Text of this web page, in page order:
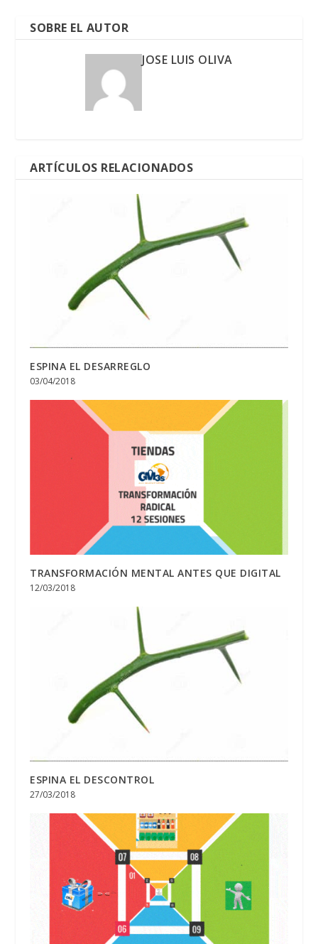
SOBRE EL AUTOR
JOSE LUIS OLIVA
ARTÍCULOS RELACIONADOS
ESPINA EL DESARREGLO
03/04/2018
TRANSFORMACIÓN MENTAL ANTES QUE DIGITAL
12/03/2018
ESPINA EL DESCONTROL
27/03/2018